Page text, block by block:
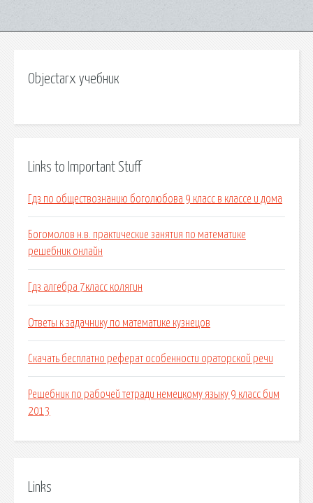
Objectarx учебник
Links to Important Stuff
Гдз по обществознанию боголюбова 9 класс в классе и дома
Богомолов н.в. практические занятия по математике
решебник онлайн
Гдз алгебра 7класс колягин
Ответы к задачнику по математике кузнецов
Скачать бесплатно реферат особенности ораторской речи
Решебник по рабочей тетради немецкому языку 9 класс бим
2013
Links